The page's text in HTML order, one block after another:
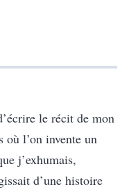
le récit de mon
où l’on invente un
j’exhumais,
d’une histoire